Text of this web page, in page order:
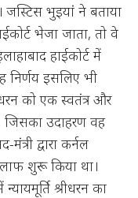
जस्टिस भुइयां ने बताया
भेजा जाता, तो वे
हाईकोर्ट में
निर्णय इसलिए भी
को एक स्वतंत्र और
जिसका उदाहरण वह
द्वारा कर्नल
शुरू किया था।
श्रीधरन का